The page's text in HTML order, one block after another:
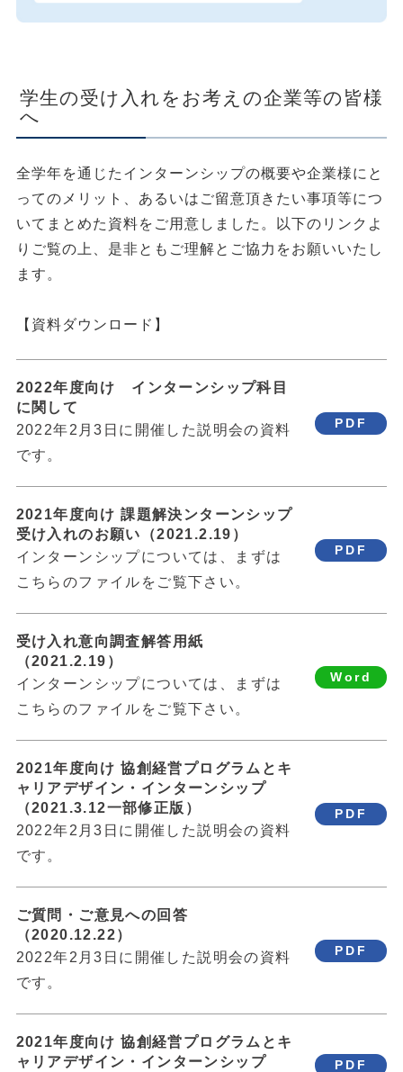
学生の受け入れをお考えの企業等の皆様
へ
全学年を通じたインターンシップの概要や企業様にと
ってのメリット、あるいはご留意頂きたい事項等につ
いてまとめた資料をご用意しました。以下のリンクよ
りご覧の上、是非ともご理解とご協力をお願いいたし
ます。
【資料ダウンロード】
2022年度向け インターンシップ科目
に関して
2022年2月3日に開催した説明会の資料
です。
PDF
2021年度向け 課題解決ンターンシップ
受け入れのお願い（2021.2.19）
インターンシップについては、まずは
こちらのファイルをご覧下さい。
PDF
受け入れ意向調査解答用紙
（2021.2.19）
インターンシップについては、まずは
こちらのファイルをご覧下さい。
Word
2021年度向け 協創経営プログラムとキ
ャリアデザイン・インターンシップ
（2021.3.12一部修正版）
2022年2月3日に開催した説明会の資料
です。
PDF
ご質問・ご意見への回答
（2020.12.22）
2022年2月3日に開催した説明会の資料
です。
PDF
2021年度向け 協創経営プログラムとキ
ャリアデザイン・インターンシップ
PDF